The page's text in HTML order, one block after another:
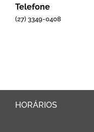
Telefone
(27) 3349-0408
HORÁRIOS